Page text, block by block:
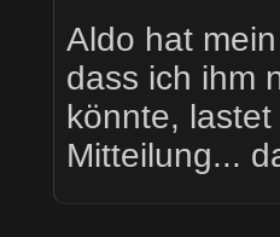
Aldo hat
dass ich ihm
könnte,
Mitteilung...